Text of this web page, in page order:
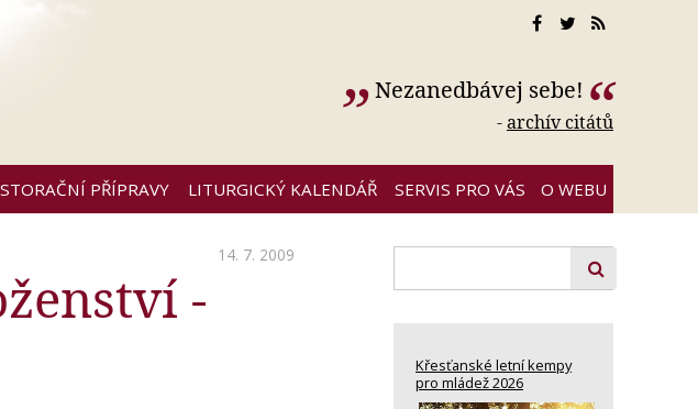
Nezanedbávej sebe!
-archív citátů
PŘÍPRAVY LITURGICKÝ KALENDÁŘ SERVIS PRO VÁS O WEBU
14. 7. 2009
-
Křesťanské letní kempy
pro mládež 2026